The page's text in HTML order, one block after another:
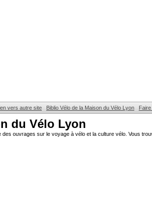
vers autre site Biblio Vélo de la Maison du Vélo Lyon
du Vélo Lyon
ouvrages sur le voyage à vélo et la culture vélo. Vous